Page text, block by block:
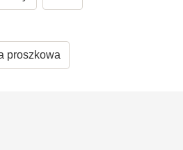
proszkowa